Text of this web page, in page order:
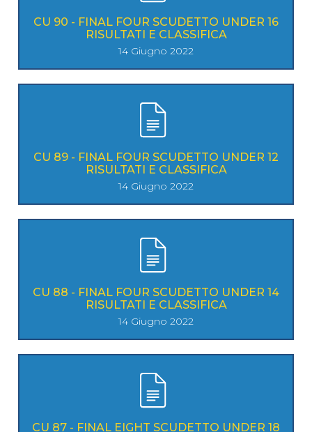
CU 90 - FINAL FOUR SCUDETTO UNDER 16
RISULTATI E CLASSIFICA
14 Giugno 2022
CU 89 - FINAL FOUR SCUDETTO UNDER 12
RISULTATI E CLASSIFICA
14 Giugno 2022
CU 88 - FINAL FOUR SCUDETTO UNDER 14
RISULTATI E CLASSIFICA
14 Giugno 2022
CU 87 - FINAL EIGHT SCUDETTO UNDER 18